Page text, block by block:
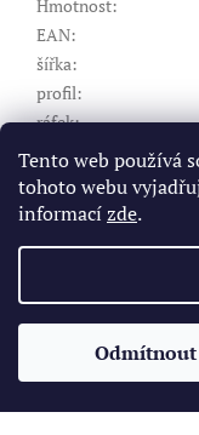
Tento web používá
tohoto webu
informacízde.
Odmítnout
Hmotnost:
EAN:
šířka:
profil:
ráfek:
Výrobce pneu (značka)
Dezén:
Index nosnosti (LI)
t